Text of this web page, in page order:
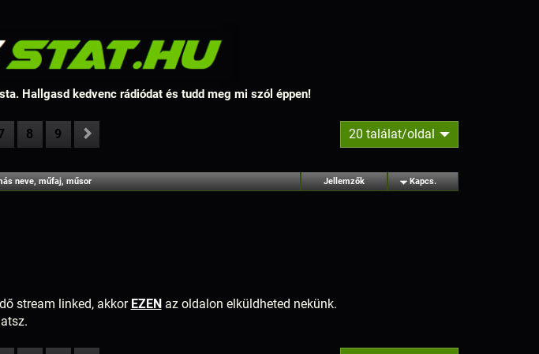
Hallgasd kedvenc rádiódat és tudd meg mi szól éppen!
8 9 20 találat/oldal
neve, műfaj, műsor Jellemzők Kapcs.
stream linked, akkor EZENaz oldalon elküldheted nekünk.